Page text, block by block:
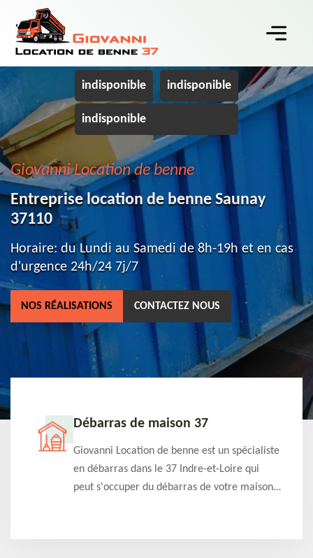
indisponible indisponible
indisponible
Giovanni Location de benne
Entreprise location de benne Saunay
37110
Horaire: du Lundi au Samedi de 8h-19h et en cas
d'urgence 24h/24 7j/7
NOS RÉALISATIONS CONTACTEZ NOUS
Débarras de maison 37
Giovanni Location de benne est un spécialiste
en débarras dans le 37 Indre-et-Loire qui
peut s'occuper du débarras de votre maison